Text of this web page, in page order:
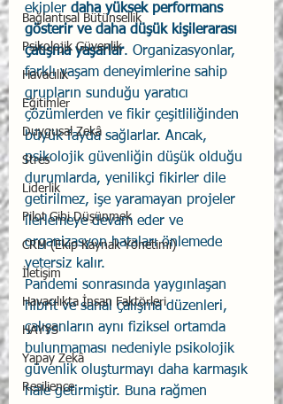
Bağlantısal Bütünsellik
Psikolojik Güvenlik
Havacılık
Eğitimler
Duygusal Zekâ
Stres
Liderlik
Pilot Gibi Düşünmek
CRM (Ekip Kaynak Yönetimi)
İletişim
Havacılıkta İnsan Faktörleri
HAYYS
Yapay Zekâ
Resilience
ekipler daha yüksek performans
gösterir ve daha düşük kişilerarası
çatışma yaşarlar. Organizasyonlar,
farklı yaşam deneyimlerine sahip
grupların sunduğu yaratıcı
çözümlerden ve fikir çeşitliliğinden
büyük fayda sağlarlar. Ancak,
psikolojik güvenliğin düşük olduğu
durumlarda, yenilikçi fikirler dile
getirilmez, işe yaramayan projeler
ilerlemeye devam eder ve
organizasyon hataları önlemede
yetersiz kalır.
Pandemi sonrasında yaygınlaşan
hibrit ve sanal çalışma düzenleri,
çalışanların aynı fiziksel ortamda
bulunmaması nedeniyle psikolojik
güvenlik oluşturmayı daha karmaşık
hale getirmiştir. Buna rağmen